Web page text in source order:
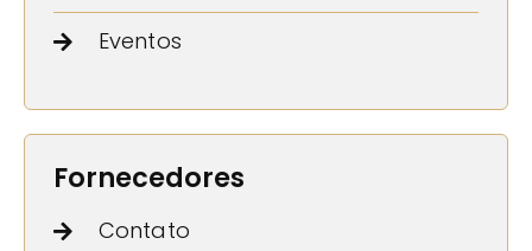
Eventos
Fornecedores
Contato